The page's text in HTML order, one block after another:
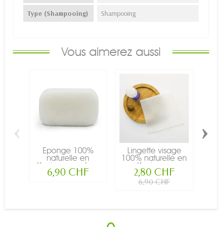
Type (Shampooing) Shampooing
Vous aimerez aussi
Éponge 100%
naturelle en
Konjac, pour le...
6,90 CHF
Lingette visage
100% naturelle en
Konjac,...
2,80 CHF
6,90 CHF
‹ ›